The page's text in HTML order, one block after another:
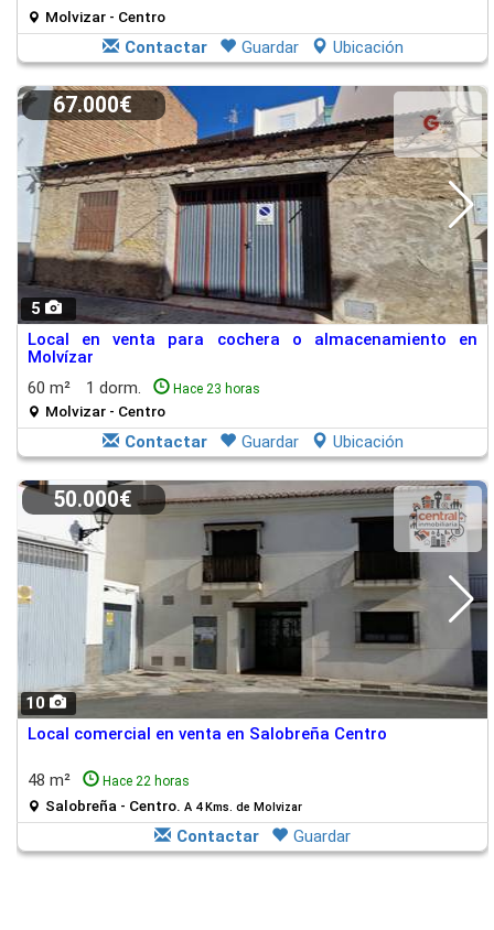
Molvizar - Centro
Contactar Guardar Ubicación
5
67.000€
Local en venta para cochera o almacenamiento en
Molvízar
60 m²
1 dorm. Hace 23 horas
Molvizar - Centro
Contactar Guardar Ubicación
10
50.000€
Local comercial en venta en Salobreña Centro
48 m² Hace 22 horas
Salobreña - Centro. A 4 Kms. de Molvizar
Contactar Guardar